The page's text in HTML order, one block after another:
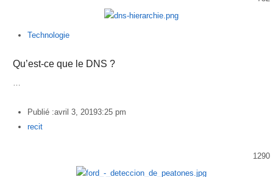
Technologie
Qu’est-ce que le DNS ?
Publié :avril 3, 20193:25 pm
Author
recit
1290